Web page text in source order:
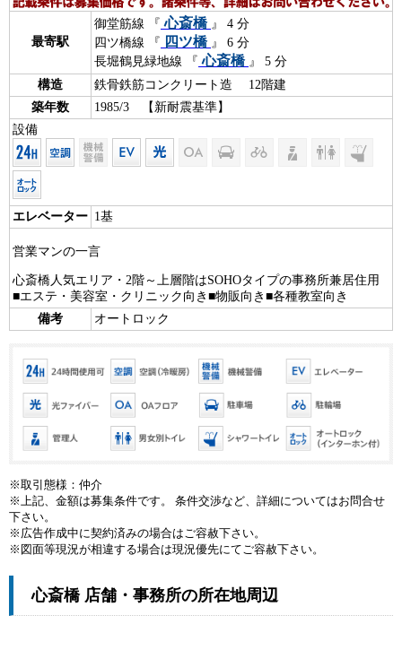
最寄駅
御堂筋線 『 心斎橋 』 4 分
四ツ橋線 『 四ツ橋 』 6 分
長堀鶴見緑地線 『 心斎橋 』 5 分
構造
鉄骨鉄筋コンクリート造 12階建
築年数
1985/3 【新耐震基準】
設備
エレベーター 1基
営業マンの一言
心斎橋人気エリア・2階～上層階はSOHOタイプの事務所兼居住用
■エステ・美容室・クリニック向き■物販向き■各種教室向き
備考
オートロック
※取引態様：仲介
※上記、金額は募集条件です。 条件交渉など、詳細についてはお問合せ
下さい。
※広告作成中に契約済みの場合はご容赦下さい。
※図面等現況が相違する場合は現況優先にてご容赦下さい。
心斎橋 店舗・事務所の所在地周辺